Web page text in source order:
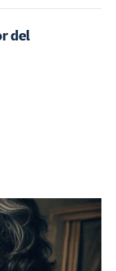
del